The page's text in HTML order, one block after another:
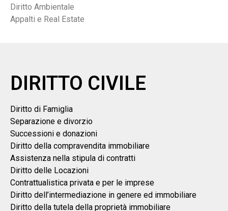
Diritto Ambientale
Appalti e Real Estate
DIRITTO CIVILE
Diritto di Famiglia
Separazione e divorzio
Successioni e donazioni
Diritto della compravendita immobiliare
Assistenza nella stipula di contratti
Diritto delle Locazioni
Contrattualistica privata e per le imprese
Diritto dell’intermediazione in genere ed immobiliare
Diritto della tutela della proprietà immobiliare